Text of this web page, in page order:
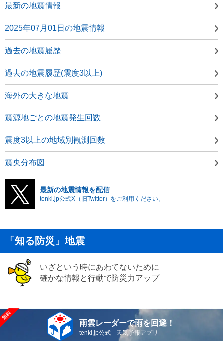
最新の地震情報
2025年07月01日の地震情報
過去の地震履歴
過去の地震履歴(震度3以上)
海外の大きな地震
震源地ごとの地震発生回数
震度3以上の地域別観測回数
震央分布図
最新の地震情報を配信
tenki.jp公式X（旧Twitter）をご利用ください。
「知る防災」地震
いざという時にあわてないために
確かな情報と行動で防災力アップ
雨雲レーダーで雨を回避！
tenki.jp公式 天気予報アプリ